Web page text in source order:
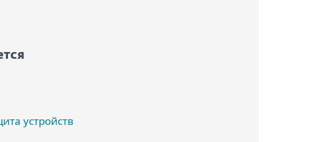
устройств